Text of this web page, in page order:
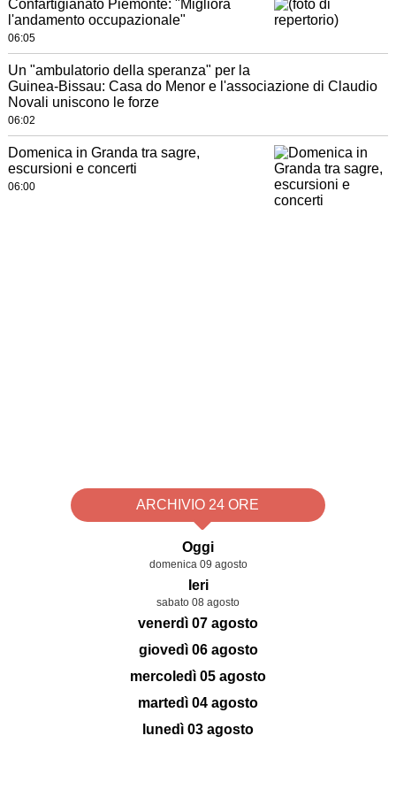
Confartigianato Piemonte: "Migliora
l'andamento occupazionale"
06:05
Un "ambulatorio della speranza" per la
Guinea-Bissau: Casa do Menor e l'associazione di Claudio
Novali uniscono le forze
06:02
Domenica in Granda tra sagre,
escursioni e concerti
06:00
ARCHIVIO 24 ORE
Oggi
domenica 09 agosto
Ieri
sabato 08 agosto
venerdì 07 agosto
giovedì 06 agosto
mercoledì 05 agosto
martedì 04 agosto
lunedì 03 agosto